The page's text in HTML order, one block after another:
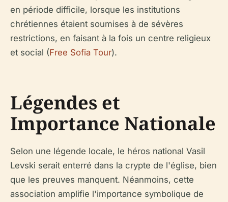
en période difficile, lorsque les institutions
chrétiennes étaient soumises à de sévères
restrictions, en faisant à la fois un centre religieux
et social (Free Sofia Tour).
Légendes et
Importance Nationale
Selon une légende locale, le héros national Vasil
Levski serait enterré dans la crypte de l'église, bien
que les preuves manquent. Néanmoins, cette
association amplifie l'importance symbolique de